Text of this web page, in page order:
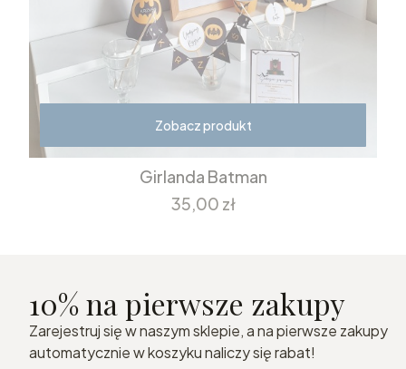
Zobacz produkt
Girlanda Batman
Cena
35,00 zł
10% na pierwsze zakupy
Zarejestruj się w naszym sklepie, a na pierwsze zakupy
automatycznie w koszyku naliczy się rabat!